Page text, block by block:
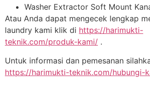
Washer Extractor Soft Mount
Atau Anda dapat mengecek lengkap
laundry kami klik di https://harimukti-
teknik.com/produk-kami/ .
Untuk informasi dan pemesanan
https://harimukti-teknik.com/hubungi-